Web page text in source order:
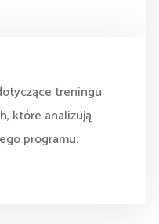
treningu
które analizują
programu.